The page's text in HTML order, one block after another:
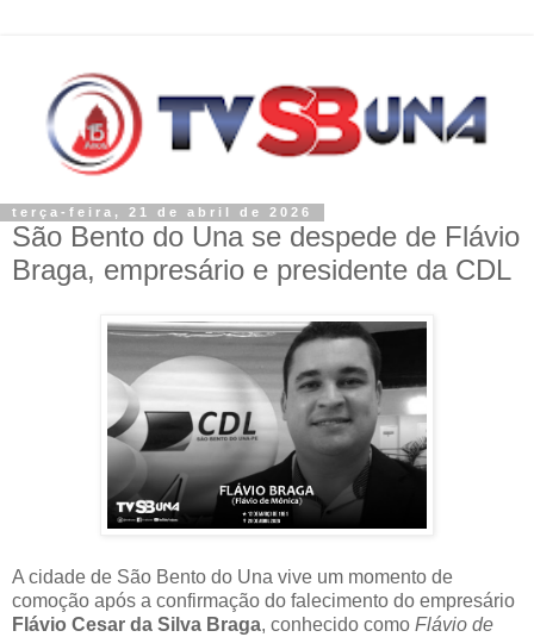
terça-feira, 21 de abril de 2026
São Bento do Una se despede de Flávio
Braga, empresário e presidente da CDL
A cidade de São Bento do Una vive um momento de
comoção após a confirmação do falecimento do empresário
Flávio Cesar da Silva Braga, conhecido como Flávio de